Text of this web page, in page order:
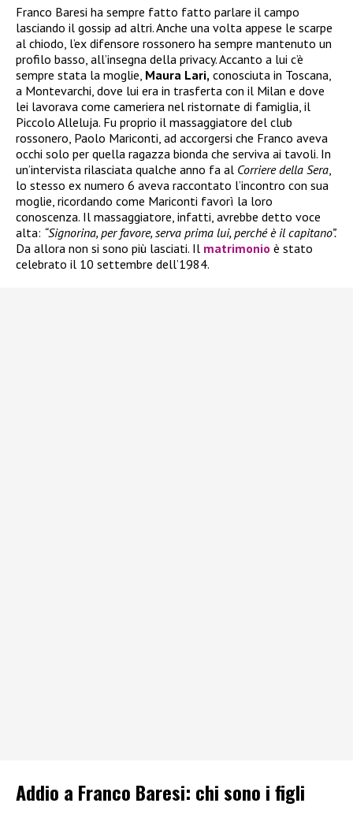
Franco Baresi ha sempre fatto fatto parlare il campo
lasciando il gossip ad altri. Anche una volta appese le scarpe
al chiodo, l’ex difensore rossonero ha sempre mantenuto un
profilo basso, all’insegna della privacy. Accanto a lui c’è
sempre stata la moglie, Maura Lari, conosciuta in Toscana,
a Montevarchi, dove lui era in trasferta con il Milan e dove
lei lavorava come cameriera nel ristornate di famiglia, il
Piccolo Alleluja. Fu proprio il massaggiatore del club
rossonero, Paolo Mariconti, ad accorgersi che Franco aveva
occhi solo per quella ragazza bionda che serviva ai tavoli. In
un’intervista rilasciata qualche anno fa al Corriere della Sera,
lo stesso ex numero 6 aveva raccontato l’incontro con sua
moglie, ricordando come Mariconti favorì la loro
conoscenza. Il massaggiatore, infatti, avrebbe detto voce
alta: “Signorina, per favore, serva prima lui, perché è il capitano”.
Da allora non si sono più lasciati. Il matrimonio è stato
celebrato il 10 settembre dell’1984.
Addio a Franco Baresi: chi sono i figli